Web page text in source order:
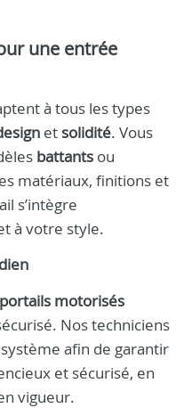
une entrée
à tous les types
et solidité. Vous
battants ou
matériaux, finitions et
s’intègre
à votre style.
portails motorisés
Nos techniciens
afin de garantir
et sécurisé, en
vigueur.